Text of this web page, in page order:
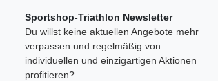
Sportshop-Triathlon Newsletter
Du willst keine aktuellen Angebote mehr
verpassen und regelmäßig von
individuellen und einzigartigen Aktionen
profitieren?